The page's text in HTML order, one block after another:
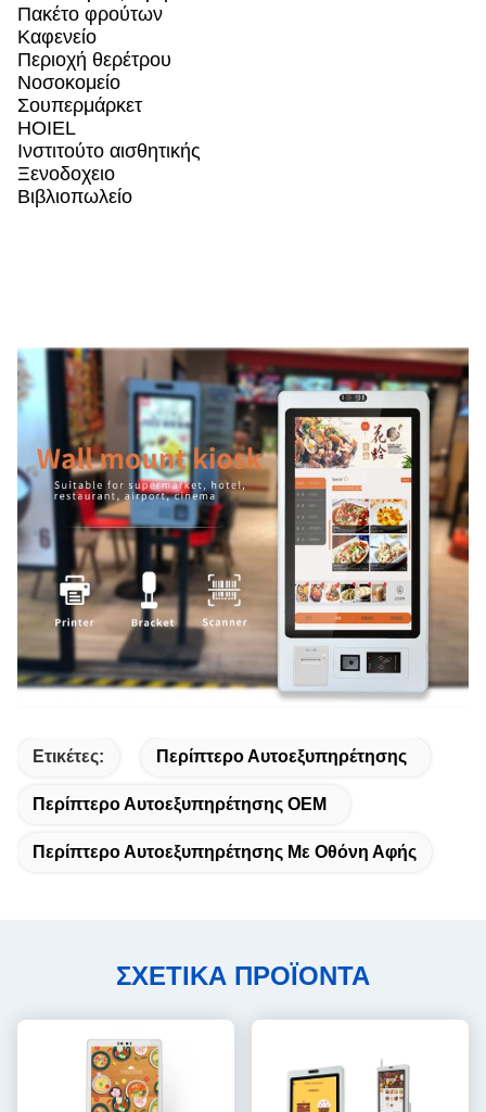
Πακέτο φρούτων
Καφενείο
Περιοχή θερέτρου
Νοσοκομείο
Σουπερμάρκετ
HOIEL
Ινστιτούτο αισθητικής
Ξενοδοχειο
Βιβλιοπωλείο
Ετικέτες: Περίπτερο Αυτοεξυπηρέτησης
Περίπτερο Αυτοεξυπηρέτησης OEM
Περίπτερο Αυτοεξυπηρέτησης Με Οθόνη Αφής
ΣΧΕΤΙΚΑ ΠΡΟΪΟΝΤΑ